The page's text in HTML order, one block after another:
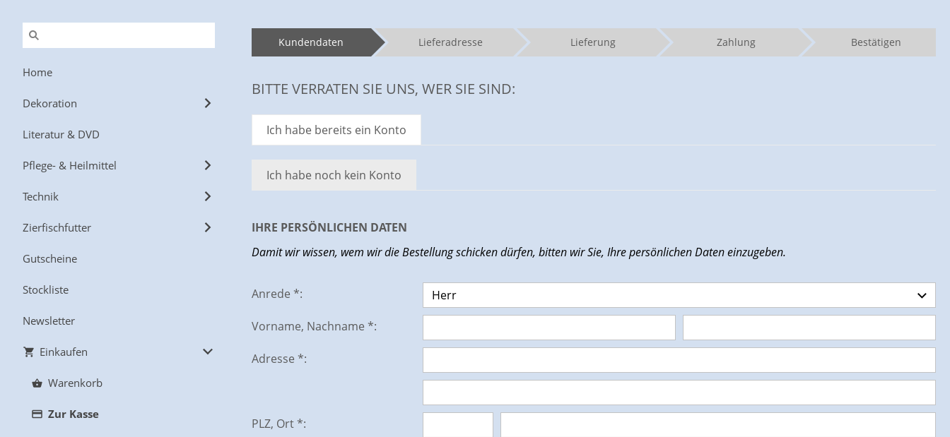
Home
Dekoration
Literatur & DVD
Pflege- & Heilmittel
Technik
Zierfischfutter
Gutscheine
Stockliste
Newsletter
Einkaufen
Warenkorb
Zur Kasse
Kundendaten Lieferadresse Lieferung Zahlung Bestätigen
BITTE VERRATEN SIE UNS, WER SIE SIND:
Ich habe bereits ein Konto
Ich habe noch kein Konto
IHRE PERSÖNLICHEN DATEN
Damit wir wissen, wem wir die Bestellung schicken dürfen, bitten wir Sie, Ihre persönlichen Daten einzugeben.
Anrede *:
Vorname, Nachname *:
Adresse *:
PLZ, Ort *: